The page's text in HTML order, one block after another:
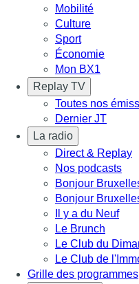
Mobilité
Culture
Sport
Économie
Mon BX1
Replay TV
Toutes nos
Dernier JT
La radio
Direct & Replay
Nos podcasts
Bonjour
Bonjour
Il y a du Neuf
Le Brunch
Le Club du
Le Club de
Grille des programmes